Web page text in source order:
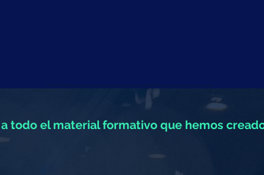
todo el material formativo que hemos